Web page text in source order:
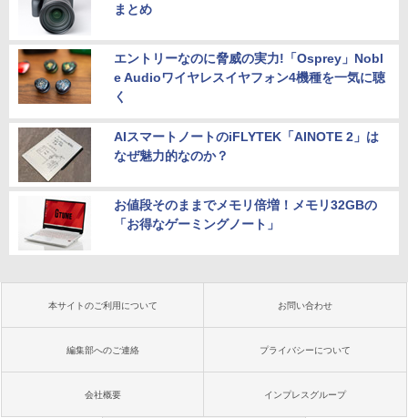
まとめ
エントリーなのに脅威の実力!「Osprey」Nobl
e Audioワイヤレスイヤフォン4機種を一気に聴
く
AIスマートノートのiFLYTEK「AINOTE 2」は
なぜ魅力的なのか？
お値段そのままでメモリ倍増！メモリ32GBの
「お得なゲーミングノート」
本サイトのご利用について お問い合わせ
編集部へのご連絡 プライバシーについて
会社概要 インプレスグループ